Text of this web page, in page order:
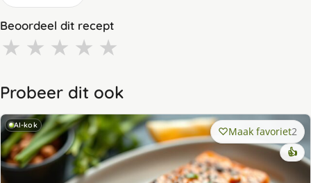
Beoordeel dit recept
★ ★ ★ ★ ★
Probeer dit ook
AI-kok Maak favoriet2
👍